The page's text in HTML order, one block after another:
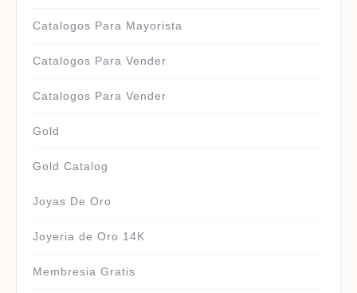
Catalogos Para Mayorista
Catalogos Para Vender
Catalogos Para Vender
Gold
Gold Catalog
Joyas De Oro
Joyeria de Oro 14K
Membresia Gratis